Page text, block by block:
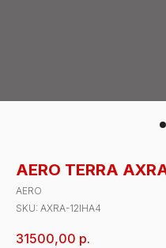
AERO TERRA
AERO
SKU: AXRA-12IHA4
31500,00 р.